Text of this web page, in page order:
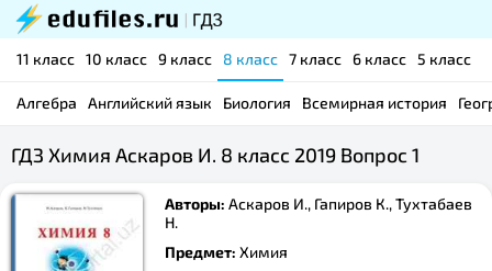
11 класс 10 класс 9 класс 8 класс 7 класс 6 класс 5 класс
Алгебра Английский язык Биология Всемирная история
ГДЗ Химия Аскаров И. 8 класс 2019 Вопрос 1
Авторы: Аскаров И., Гапиров К., Тухтабаев
Н.
Предмет: Химия